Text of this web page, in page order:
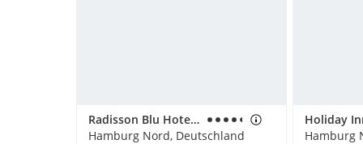
Radisson Blu Hotel Hamburg Airport
Hamburg Nord, Deutschland
Hamburg